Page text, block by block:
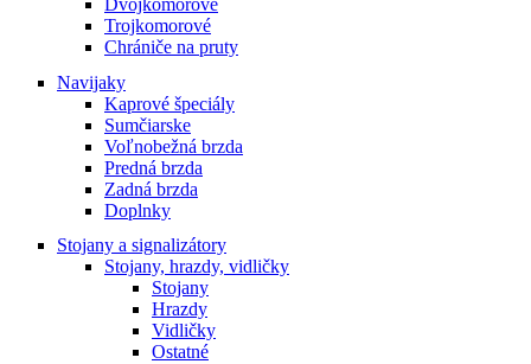
Dvojkomorové
Trojkomorové
Chrániče na pruty
Navijaky
Kaprové špeciály
Sumčiarske
Voľnobežná brzda
Predná brzda
Zadná brzda
Doplnky
Stojany a signalizátory
Stojany, hrazdy, vidličky
Stojany
Hrazdy
Vidličky
Ostatné